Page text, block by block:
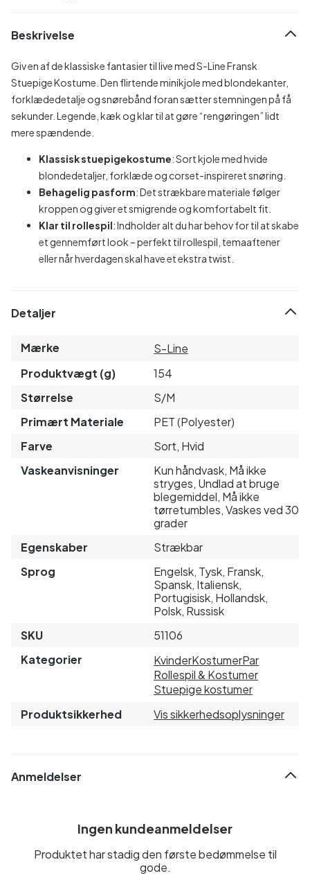
Beskrivelse
Giv en af de klassiske fantasier til live med S-Line Fransk
Stuepige Kostume. Den flirtende minikjole med blondekanter,
forklædedetalje og snørebånd foran sætter stemningen på få
sekunder. Legende, kæk og klar til at gøre “rengøringen” lidt
mere spændende.
Klassisk stuepigekostume: Sort kjole med hvide
blondedetaljer, forklæde og corset-inspireret snøring.
Behagelig pasform: Det strækbare materiale følger
kroppen og giver et smigrende og komfortabelt fit.
Klar til rollespil: Indholder alt du har behov for til at skabe
et gennemført look – perfekt til rollespil, temaaftener
eller når hverdagen skal have et ekstra twist.
Detaljer
Mærke
S-Line
Produktvægt (g)
154
Størrelse
S/M
Primært Materiale
PET (Polyester)
Farve
Sort, Hvid
Vaskeanvisninger
Kun håndvask, Må ikke
stryges, Undlad at bruge
blegemiddel, Må ikke
tørretumbles, Vaskes ved 30
grader
Egenskaber
Strækbar
Sprog
Engelsk, Tysk, Fransk,
Spansk, Italiensk,
Portugisisk, Hollandsk,
Polsk, Russisk
SKU
51106
Kategorier
KvinderKostumerPar
Rollespil & Kostumer
Stuepige kostumer
Produktsikkerhed
Vis sikkerhedsoplysninger
Anmeldelser
Ingen kundeanmeldelser
Produktet har stadig den første bedømmelse til
gode.